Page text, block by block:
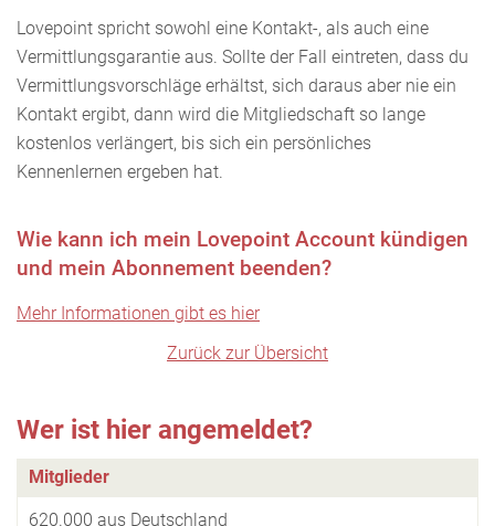
Lovepoint spricht sowohl eine Kontakt-, als auch eine
Vermittlungsgarantie aus. Sollte der Fall eintreten, dass du
Vermittlungsvorschläge erhältst, sich daraus aber nie ein
Kontakt ergibt, dann wird die Mitgliedschaft so lange
kostenlos verlängert, bis sich ein persönliches
Kennenlernen ergeben hat.
Wie kann ich mein Lovepoint Account kündigen
und mein Abonnement beenden?
Mehr Informationen gibt es hier
Zurück zur Übersicht
Wer ist hier angemeldet?
Mitglieder
620.000 aus Deutschland